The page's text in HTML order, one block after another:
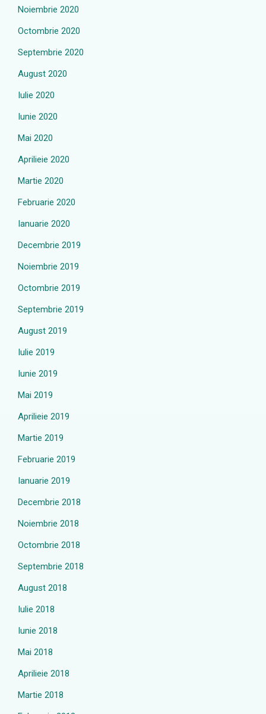
Noiembrie 2020
Octombrie 2020
Septembrie 2020
August 2020
Iulie 2020
Iunie 2020
Mai 2020
Aprilieie 2020
Martie 2020
Februarie 2020
Ianuarie 2020
Decembrie 2019
Noiembrie 2019
Octombrie 2019
Septembrie 2019
August 2019
Iulie 2019
Iunie 2019
Mai 2019
Aprilieie 2019
Martie 2019
Februarie 2019
Ianuarie 2019
Decembrie 2018
Noiembrie 2018
Octombrie 2018
Septembrie 2018
August 2018
Iulie 2018
Iunie 2018
Mai 2018
Aprilieie 2018
Martie 2018